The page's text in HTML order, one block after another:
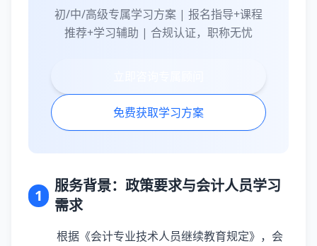
初/中/高级专属学习方案 | 报名指导+课程
推荐+学习辅助 | 合规认证，职称无忧
免费获取学习方案
1
服务背景：政策要求与会计人员学习
需求
根据《会计专业技术人员继续教育规定》，会